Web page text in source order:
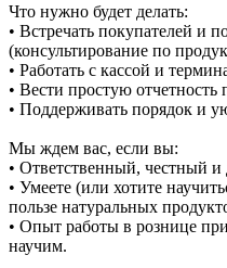
Что нужно будет делать:
• Встречать покупателей и
(консультирование по
• Работать с кассой и
• Вести простую
• Поддерживать порядок и
Мы ждем вас, если вы:
• Ответственный, честный
• Умеете (или хотите
пользе натуральных
• Опыт работы в рознице
научим.